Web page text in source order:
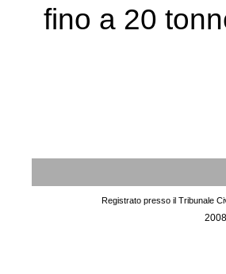
fino a 20
Registrato presso il Tribunale